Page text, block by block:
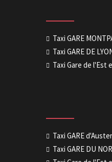
Taxi GARE
Taxi GARE DE
Taxi Gare de l'Est
Taxi GARE
Taxi GARE DU